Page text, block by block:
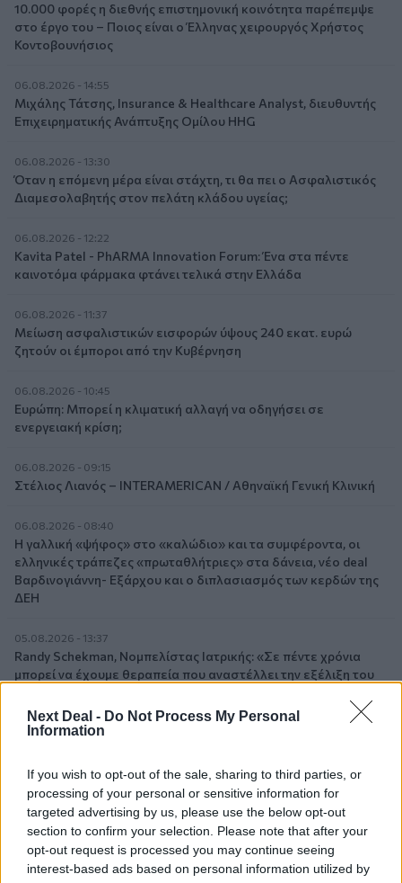
Next Deal - Do Not Process My Personal
Information
If you wish to opt-out of the sale, sharing to third parties, or
processing of your personal or sensitive information for
targeted advertising by us, please use the below opt-out
section to confirm your selection. Please note that after your
opt-out request is processed you may continue seeing
interest-based ads based on personal information utilized by
10.000 φορές η διεθνής επιστημονική κοινότητα παρέπεμψε
στο έργο του – Ποιος είναι ο Έλληνας χειρουργός Χρήστος
Κοντοβουνήσιος
06.08.2026 - 14:55
Μιχάλης Τάτσης, Insurance & Healthcare Analyst, διευθυντής
Επιχειρηματικής Ανάπτυξης Ομίλου HHG
06.08.2026 - 13:30
Όταν η επόμενη μέρα είναι στάχτη, τι θα πει ο Ασφαλιστικός
Διαμεσολαβητής στον πελάτη κλάδου υγείας;
06.08.2026 - 12:22
Kavita Patel - PhARMA Innovation Forum: Ένα στα πέντε
καινοτόμα φάρμακα φτάνει τελικά στην Ελλάδα
06.08.2026 - 11:37
Μείωση ασφαλιστικών εισφορών ύψους 240 εκατ. ευρώ
ζητούν οι έμποροι από την Κυβέρνηση
06.08.2026 - 10:45
Ευρώπη: Μπορεί η κλιματική αλλαγή να οδηγήσει σε
ενεργειακή κρίση;
06.08.2026 - 09:15
Στέλιος Λιανός – INTERAMERICAN / Αθηναϊκή Γενική Κλινική
06.08.2026 - 08:40
Η γαλλική «ψήφος» στο «καλώδιο» και τα συμφέροντα, οι
ελληνικές τράπεζες «πρωταθλήτριες» στα δάνεια, νέο deal
Βαρδινογιάννη- Εξάρχου και ο διπλασιασμός των κερδών της
ΔΕΗ
05.08.2026 - 13:37
Randy Schekman, Νομπελίστας Ιατρικής: «Σε πέντε χρόνια
μπορεί να έχουμε θεραπεία που αναστέλλει την εξέλιξη του
05.08.2026 - 12:33
παρονομαστή το κοινό συμφέρον
05.08.2026 - 12:11
Αντώνης Βουκλαρής - «ΕΡΡΙΚΟΣ ΝΤΥΝΑΝ»
05.08.2026 - 11:30